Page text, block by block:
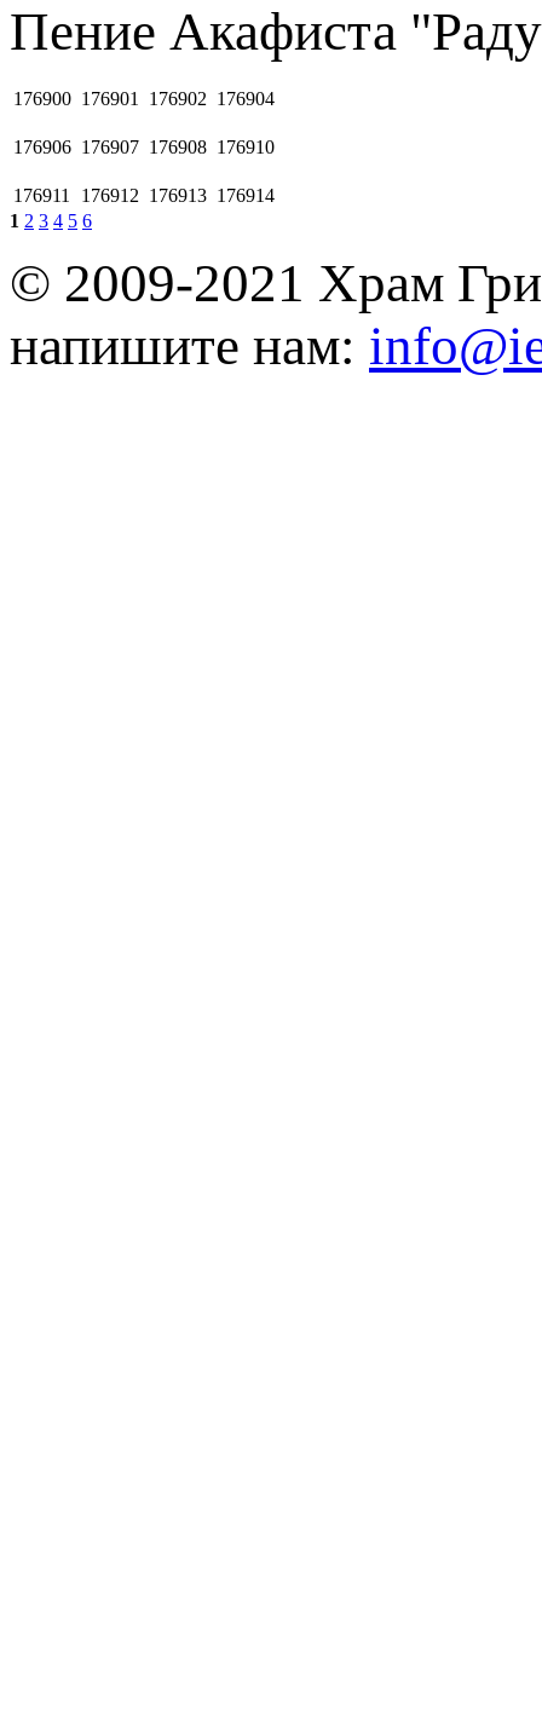
Пение Акафиста
176900 176901 176902 176904
176906 176907 176908 176910
176911 176912 176913 176914
1 2 3 4 5 6
© 2009-2021 Храм
напишите нам: